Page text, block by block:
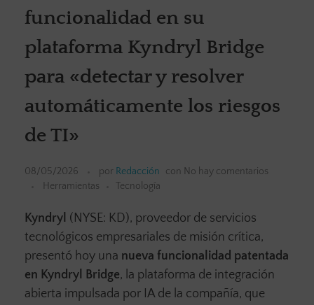
funcionalidad en su
plataforma Kyndryl Bridge
para «detectar y resolver
automáticamente los riesgos
de TI»
08/05/2026 por Redacción con No hay comentarios
Herramientas
Tecnología
Kyndryl (NYSE: KD), proveedor de servicios
tecnológicos empresariales de misión crítica,
presentó hoy una nueva funcionalidad patentada
en Kyndryl Bridge, la plataforma de integración
abierta impulsada por IA de la compañía, que